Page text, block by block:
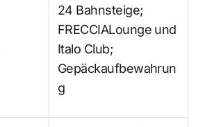
24 Bahnsteige;
FRECCIALounge und
Italo Club;
Gepäckaufbewahrun
g